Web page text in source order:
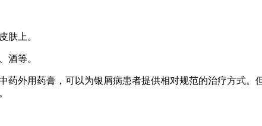
肤上。
酒等。
药外用药膏，可以为银屑病患者提供相对规范的治疗方式